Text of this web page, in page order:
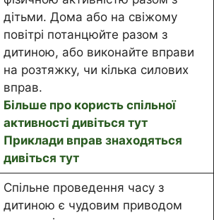
дітьми. Дома або на свіжому
повітрі потанцюйте разом з
дитиною, або виконайте вправи
на розтяжку, чи кілька силових
вправ.
Більше про користь спільної
активності дивіться тут
Приклади вправ знаходяться
дивіться тут
Спільне проведення часу з
дитиною є чудовим приводом